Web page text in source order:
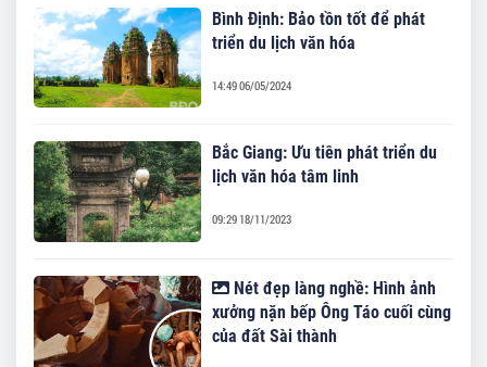
Bình Định: Bảo tồn tốt để phát
triển du lịch văn hóa
14:49 06/05/2024
Bắc Giang: Ưu tiên phát triển du
lịch văn hóa tâm linh
09:29 18/11/2023
Nét đẹp làng nghề: Hình ảnh
xưởng nặn bếp Ông Táo cuối cùng
của đất Sài thành